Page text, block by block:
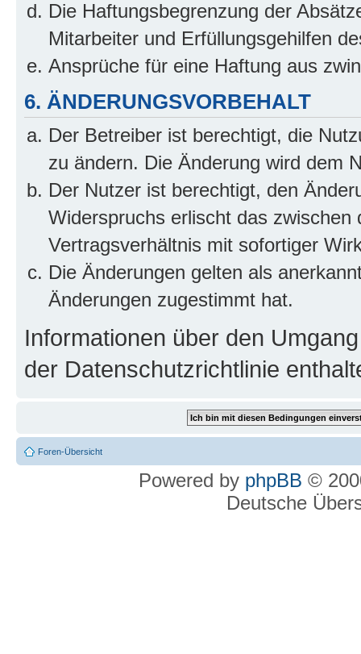
Die Haftungsbegrenzung der
Mitarbeiter und Erfüllungsgehilfen
Ansprüche für eine Haftung aus
6. ÄNDERUNGSVORBEHALT
Der Betreiber ist berechtigt, die
zu ändern. Die Änderung wird dem
Der Nutzer ist berechtigt, den
Widerspruchs erlischt das
Vertragsverhältnis mit sofortiger
Die Änderungen gelten als
Änderungen zugestimmt hat.
Informationen über den
der Datenschutzrichtlinie
Foren-Übersicht
Powered by phpBB ©
Deutsche